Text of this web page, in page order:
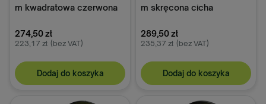
m kwadratowa czerwona
274,50 zł
223,17 zł (bez VAT)
Dodaj do koszyka
m skręcona cicha
289,50 zł
235,37 zł (bez VAT)
Dodaj do koszyka